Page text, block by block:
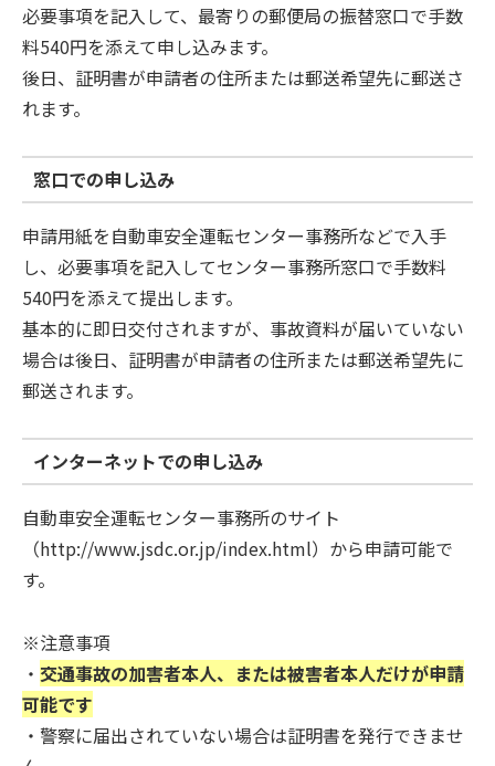
必要事項を記入して、最寄りの郵便局の振替窓口で手数
料540円を添えて申し込みます。
後日、証明書が申請者の住所または郵送希望先に郵送さ
れます。
窓口での申し込み
申請用紙を自動車安全運転センター事務所などで入手
し、必要事項を記入してセンター事務所窓口で手数料
540円を添えて提出します。
基本的に即日交付されますが、事故資料が届いていない
場合は後日、証明書が申請者の住所または郵送希望先に
郵送されます。
インターネットでの申し込み
自動車安全運転センター事務所のサイト
（http://www.jsdc.or.jp/index.html）から申請可能で
す。
※注意事項
・ 交通事故の加害者本人、または被害者本人だけが申請
可能です
・警察に届出されていない場合は証明書を発行できませ